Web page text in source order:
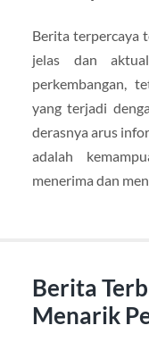
Berita terpercaya
jelas dan
perkembangan,
yang terjadi
derasnya arus
adalah
menerima dan
Berita
Menarik